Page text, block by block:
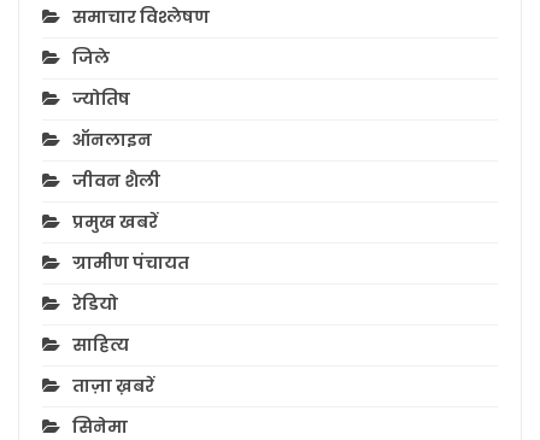
समाचार विश्लेषण
जिले
ज्योतिष
ऑनलाइन
जीवन शैली
प्रमुख खबरें
ग्रामीण पंचायत
रेडियो
साहित्य
ताज़ा ख़बरें
सिनेमा